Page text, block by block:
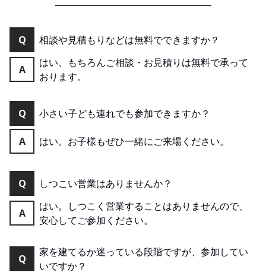
Q 相談や見積もりなどは無料でできますか？
A
はい、もちろんご相談・お見積りは無料で承って
おります。
Q 小さい子ども連れでも参加できますか？
A はい。お子様もぜひ一緒にご来場ください。
Q しつこい営業はありませんか？
A
はい。しつこく営業することはありませんので、
安心してご参加ください。
Q
家を建てるか迷っている段階ですが、参加してい
いですか？